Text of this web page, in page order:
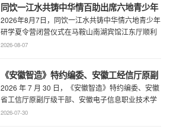
同饮一江水共铸中华情百助出席六地青少年
研学夏令营闭营仪式
2026年8月7日，同饮一江水共铸中华情六地青少年
研学夏令营闭营仪式在马鞍山南湖宾馆江东厅顺利
举办，百助CEO、马鞍山市新联会会长程 ...
2026-08-07
《安徽智造》特约编委、安徽工经信厅原副
厅级干部、安徽电子信息职业技术学院原党
委书记石象斌莅临百助考察交流
2026 年 7 月 30 日，《安徽智造》特约编委、安徽
省工信厅原副厅级干部、安徽电子信息职业技术学
院原党委书记石象斌莅临百助考 ...
2026-07-30